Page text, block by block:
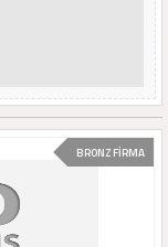
BRONZ FİRMA